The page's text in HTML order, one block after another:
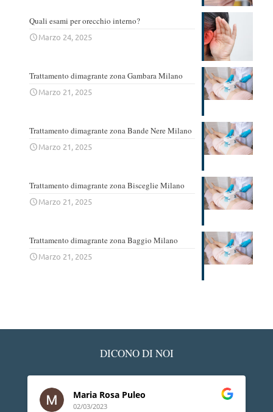
Quali esami per orecchio interno?
Marzo 24, 2025
Trattamento dimagrante zona Gambara Milano
Marzo 21, 2025
Trattamento dimagrante zona Bande Nere Milano
Marzo 21, 2025
Trattamento dimagrante zona Bisceglie Milano
Marzo 21, 2025
Trattamento dimagrante zona Baggio Milano
Marzo 21, 2025
DICONO DI NOI
Maria Rosa Puleo
02/03/2023